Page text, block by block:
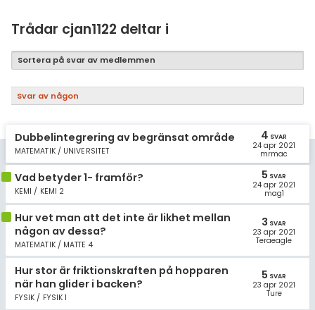
Trådar cjan1122 deltar i
Sortera på svar av medlemmen
Svar av någon
Dubbelintegrering av begränsat område
MATEMATIK / UNIVERSITET
4 SVAR
24 apr 2021
mrmac
Vad betyder 1- framför?
KEMI / KEMI 2
5 SVAR
24 apr 2021
mag1
Hur vet man att det inte är likhet mellan
någon av dessa?
MATEMATIK / MATTE 4
3 SVAR
23 apr 2021
Teraeagle
Hur stor är friktionskraften på hopparen
när han glider i backen?
FYSIK / FYSIK 1
5 SVAR
23 apr 2021
Ture
Ekonomi
Fler ämnen
Övriga diskussioner
För lärare
Om Pluggakuten